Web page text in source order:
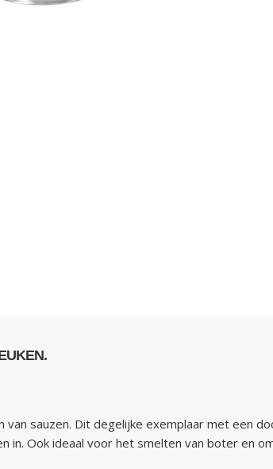
sauzen. Dit degelijke exemplaar met een
in. Ook ideaal voor het smelten van boter en